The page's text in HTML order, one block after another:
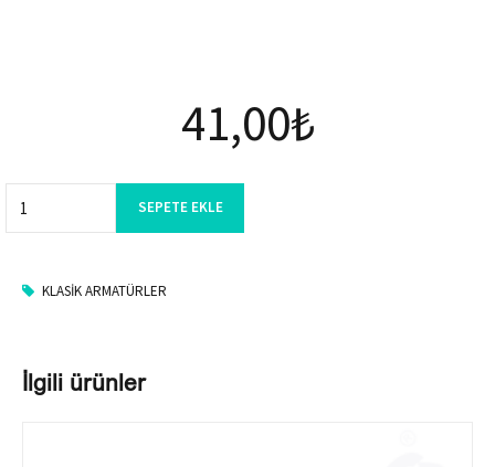
41,00₺
SEPETE EKLE
KLASIK ARMATÜRLER
İlgili ürünler